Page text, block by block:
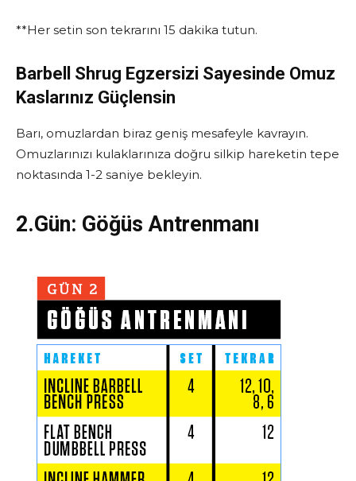
**Her setin son tekrarını 15 dakika tutun.
Barbell Shrug Egzersizi Sayesinde Omuz
Kaslarınız Güçlensin
Barı, omuzlardan biraz geniş mesafeyle kavrayın.
Omuzlarınızı kulaklarınıza doğru silkip hareketin tepe
noktasında 1-2 saniye bekleyin.
2.Gün: Göğüs Antrenmanı